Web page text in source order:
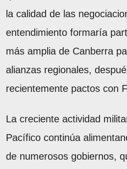
la calidad de las
entendimiento formaría
más amplia de Canberra
alianzas regionales,
recientemente pactos con
La creciente actividad
Pacífico continúa
de numerosos gobiernos,